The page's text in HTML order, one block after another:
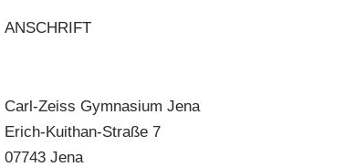
ANSCHRIFT
Carl-Zeiss Gymnasium Jena
Erich-Kuithan-Straße 7
07743 Jena